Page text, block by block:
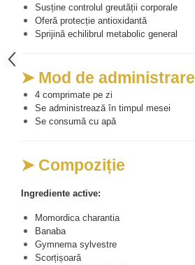
Cătină
Chlorella
Colina
Electroliti
Produse Apicole
Cacao
Susține controlul greutății corporale
Oferă protecție antioxidantă
Sprijină echilibrul metabolic general
➤ Mod de administrare
4 comprimate pe zi
Se administrează în timpul mesei
Se consumă cu apă
➤ Compoziție
Ingrediente active:
Momordica charantia
Banaba
Gymnema sylvestre
Scorțișoară